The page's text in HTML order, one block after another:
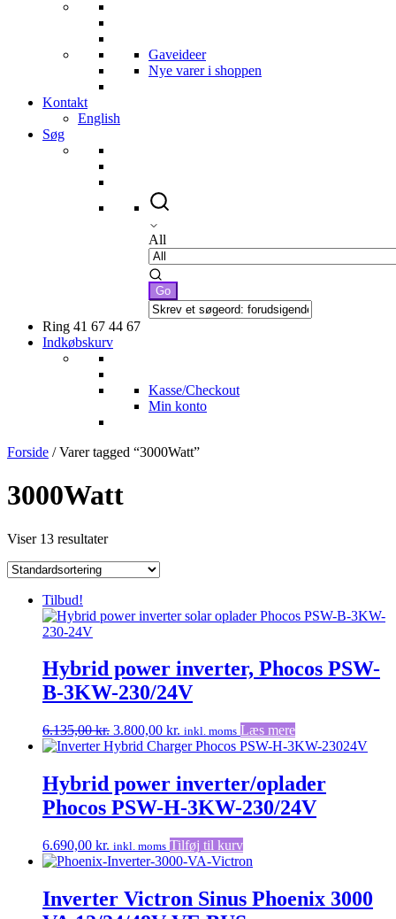
Gaveideer
Nye varer i shoppen
Kontakt
English
Søg
All
Ring 41 67 44 67
Indkøbskurv
Kasse/Checkout
Min konto
Forside / Varer tagged “3000Watt”
3000Watt
Viser 13 resultater
Tilbud!
Hybrid power inverter, Phocos PSW-
B-3KW-230/24V
6.135,00kr. Den
oprindelige
6.135,00 kr..
3.800,00 kr. Den
aktuelle
er:
3.800,00 kr..
inkl. moms Læs mere
Hybrid power inverter/oplader
Phocos PSW-H-3KW-230/24V
6.690,00 kr. inkl. moms Tilføj til kurv
Inverter Victron Sinus Phoenix 3000